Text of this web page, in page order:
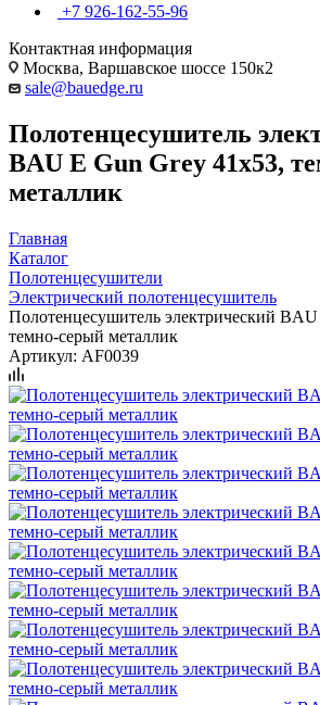
+7 926-162-55-96
Контактная информация
Москва, Варшавское шоссе 150к2
sale@bauedge.ru
Полотенцесушитель
BAU E Gun Grey 41х53,
металлик
Главная
Каталог
Полотенцесушители
Электрический полотенцесушитель
Полотенцесушитель электрический
темно-серый металлик
Артикул: AF0039